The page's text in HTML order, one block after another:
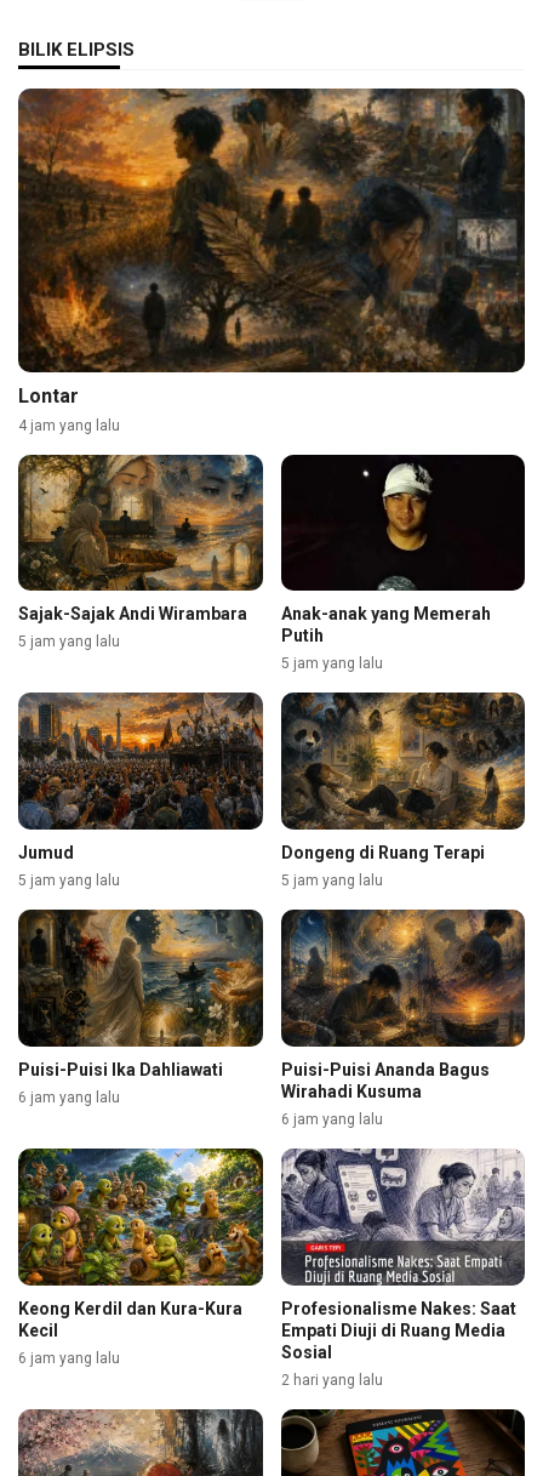
BILIK ELIPSIS
Lontar
4 jam yang lalu
Sajak-Sajak Andi Wirambara
5 jam yang lalu
Anak-anak yang Memerah
Putih
5 jam yang lalu
Jumud
5 jam yang lalu
Dongeng di Ruang Terapi
5 jam yang lalu
Puisi-Puisi Ika Dahliawati
6 jam yang lalu
Puisi-Puisi Ananda Bagus
Wirahadi Kusuma
6 jam yang lalu
Keong Kerdil dan Kura-Kura
Kecil
6 jam yang lalu
Profesionalisme Nakes: Saat
Empati Diuji di Ruang Media
Sosial
2 hari yang lalu